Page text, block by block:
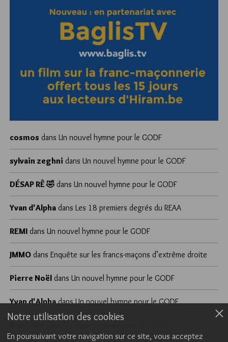
cosmos dans Un nouvel hymne pour le GODF
sylvain zeghni dans Un nouvel hymne pour le GODF
DÉSAP RÊ 🤣 dans Un nouvel hymne pour le GODF
Yvan d'Alpha dans Les 18 premiers degrés du REAA
REMI dans Un nouvel hymne pour le GODF
JMMO dans Enquête sur les francs-maçons d’extrême droite
Pierre Noël dans Un nouvel hymne pour le GODF
Yvan d'AlphadansUn nouvel hymne pour le GODF
Notre utilisation des cookies
En poursuivant votre navigation sur ce site, vous acceptez